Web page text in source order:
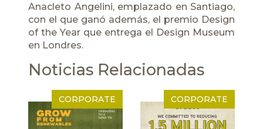
Anacleto Angelini, emplazado en Santiago,
con el que ganó además, el premio Design
of the Year que entrega el Design Museum
en Londres.
Noticias Relacionadas
CORPORATE CORPORATE